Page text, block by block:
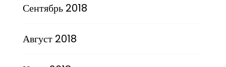
Сентябрь 2018
Август 2018